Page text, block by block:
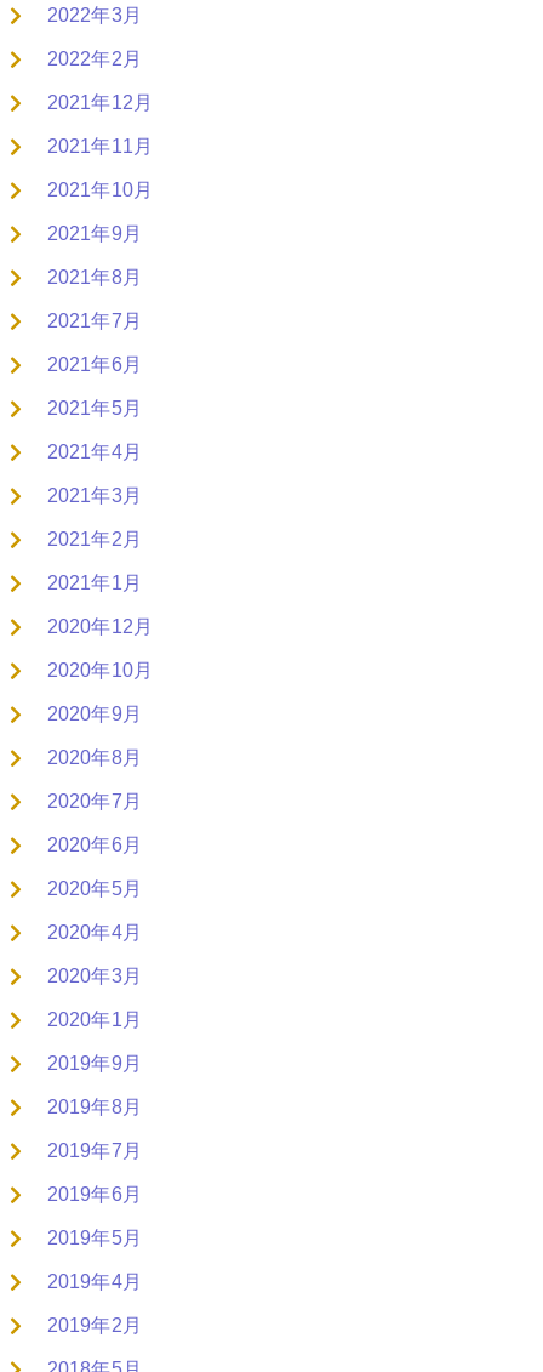
2022年3月
2022年2月
2021年12月
2021年11月
2021年10月
2021年9月
2021年8月
2021年7月
2021年6月
2021年5月
2021年4月
2021年3月
2021年2月
2021年1月
2020年12月
2020年10月
2020年9月
2020年8月
2020年7月
2020年6月
2020年5月
2020年4月
2020年3月
2020年1月
2019年9月
2019年8月
2019年7月
2019年6月
2019年5月
2019年4月
2019年2月